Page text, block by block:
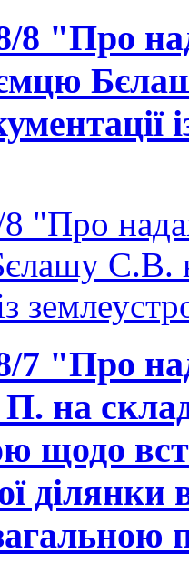
"Про
"Про
С.В.
"Про
на
щодо
ділянки